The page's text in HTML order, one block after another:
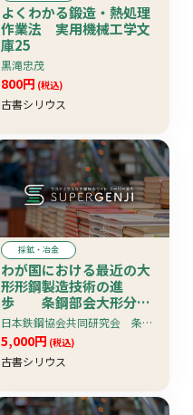
よくわかる鍛造・熱処理
作業法 実用機械工学文
庫25
黒滝忠茂
800円 (税込)
古書シリウス
採鉱・冶金
わが国における最近の大
形形鋼製造技術の進
歩 条鋼部会大形分科
会報告 特別報告書
No.14
日本鉄鋼協会共同研究会 条鋼部会大形分科会編
5,000円 (税込)
古書シリウス